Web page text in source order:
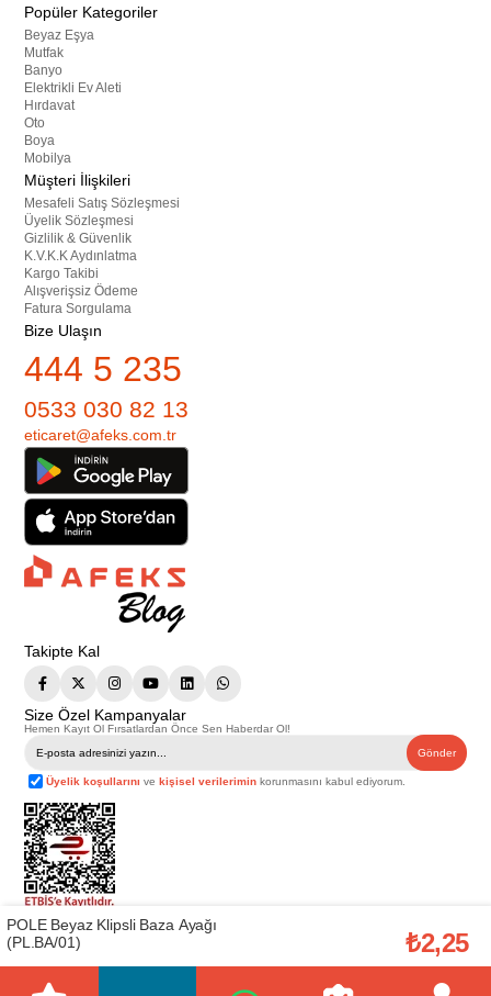
Popüler Kategoriler
Beyaz Eşya
Mutfak
Banyo
Elektrikli Ev Aleti
Hırdavat
Oto
Boya
Mobilya
Müşteri İlişkileri
Mesafeli Satış Sözleşmesi
Üyelik Sözleşmesi
Gizlilik & Güvenlik
K.V.K.K Aydınlatma
Kargo Takibi
Alışverişsiz Ödeme
Fatura Sorgulama
Bize Ulaşın
444 5 235
0533 030 82 13
eticaret@afeks.com.tr
Takipte Kal
Size Özel Kampanyalar
Hemen Kayıt Ol Fırsatlardan Önce Sen Haberdar Ol!
Gönder
Üyelik koşullarını vekişisel verilerimin korunmasını kabul ediyorum.
Telif Hakkı © 2026Afeks Yapı Market
. Tüm hakları saklıdır.
Bu web sitesindeki tüm ürünler ticari amaçlıdır. Web sitemizde yer alan
görsel ve yazılı içerikler firmamıza ait olup, firmamızın yazılı izni alınmadan
başka yerlerde kullanılamaz. İçeriklerin izin alınmadan kopyalanması ve
POLE Beyaz Klipsli Baza Ayağı
(PL.BA/01)
₺2,25